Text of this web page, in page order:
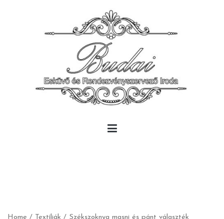
Home / Textíliák / Székszoknya masni és pánt választék